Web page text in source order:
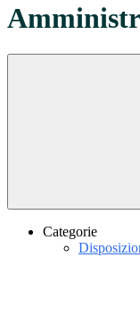
Categorie